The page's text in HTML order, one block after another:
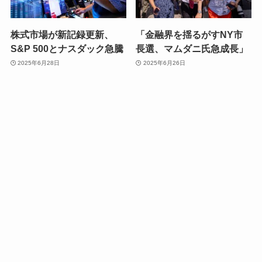
株式市場が新記録更新、
S&P 500とナスダック急騰
2025年6月28日
「金融界を揺るがすNY市
長選、マムダニ氏急成長」
2025年6月26日